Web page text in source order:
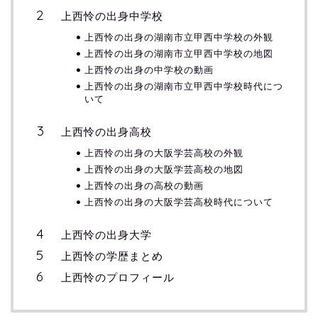
上西怜の出身中学校
上西怜の出身の湖南市立甲西中学校の外観
上西怜の出身の湖南市立甲西中学校の地図
上西怜の出身の中学校の動画
上西怜の出身の湖南市立甲西中学校時代につ
いて
上西怜の出身高校
上西怜の出身の大阪学芸高校の外観
上西怜の出身の大阪学芸高校の地図
上西怜の出身の高校の動画
上西怜の出身の大阪学芸高校時代について
上西怜の出身大学
上西怜の学歴まとめ
上西怜のプロフィール